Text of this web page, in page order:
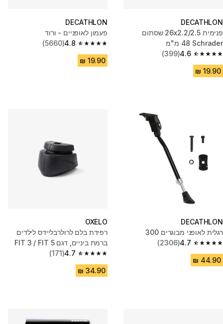
DECATHLON
פנימית ‎26x2.2/2.5 שסתום
Schrader ‏48 מ"מ
4.6
4.6 out of 5 stars from 399 reviews
(399)
DECATHLON
פעמון לאופניים - ורוד
4.8
4.8 out of 5 stars from 5660 reviews
(5660)
DECATHLON
רגלית לאופני מבוגרים 300
4.7
4.7 out of 5 stars from 2306 reviews
(2306)
OXELO
רפידת בלם לרולרבליידס לילדים
ברמת ביניים, דגם FIT 3 / FIT 5
מארז יחיד 4.7
4.7 out of 5 stars from 171 reviews
(171)